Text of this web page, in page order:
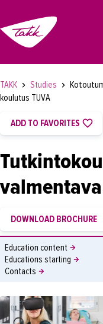
FOR
SUOMEKSI
TAKK Studies
koulutus TUVA
ADD TO FAVORITES
Education content
Educations starting
Contacts